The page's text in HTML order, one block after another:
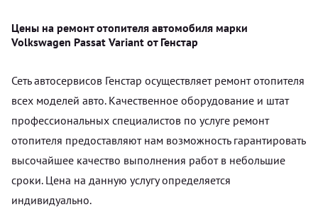
Цены на ремонт отопителя автомобиля марки
Volkswagen Passat Variant от Генстар
Сеть автосервисов Генстар осуществляет ремонт отопителя
всех моделей авто. Качественное оборудование и штат
профессиональных специалистов по услуге ремонт
отопителя предоставляют нам возможность гарантировать
высочайшее качество выполнения работ в небольшие
сроки. Цена на данную услугу определяется
индивидуально.